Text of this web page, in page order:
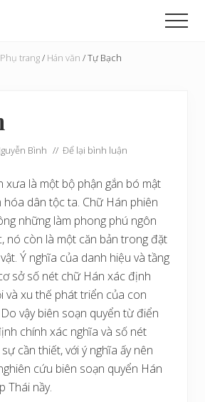
Phụ trang/ Hán văn /Tự Bạch
Bình // Để lại bình luận
xưa là một bộ phận gắn bó mật
hóa dân tộc ta. Chữ Hán phiên
những làm phong phú ngôn
nó còn là một căn bản trong đặt
Ý nghĩa của danh hiệu và tầng
sở số nét chữ Hán xác định
và xu thế phát triển của con
vậy biên soạn quyển từ điển
chính xác nghĩa và số nét
cần thiết, với ý nghĩa ấy nên
cứu biên soạn quyển Hán
Thái nầy.